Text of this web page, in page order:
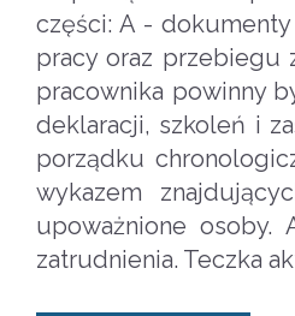
części: A -
pracy oraz przebiegu
pracownika powinny
deklaracji, szkoleń i
porządku
wykazem
upoważnione osoby.
zatrudnienia. Teczka